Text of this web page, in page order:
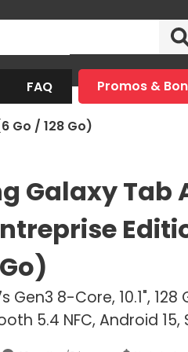
FAQ Promos &
Go / 128 Go)
Galaxy Tab
8-Core, 10.1", 128
5.4 NFC, Android 15,